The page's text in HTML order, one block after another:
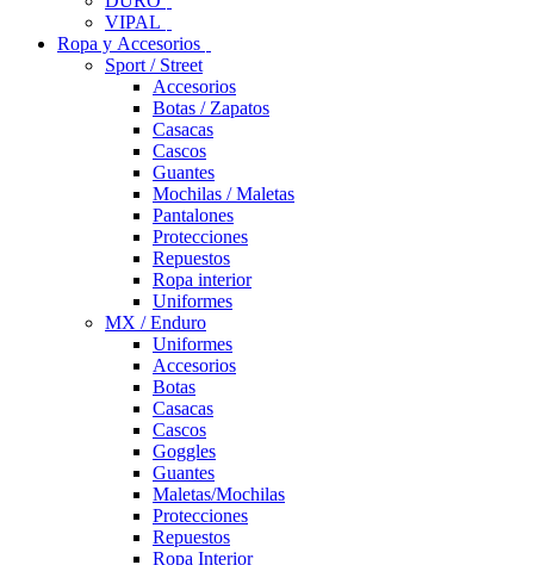
VIPAL
Ropa y Accesorios
Sport / Street
Accesorios
Botas / Zapatos
Casacas
Cascos
Guantes
Mochilas / Maletas
Pantalones
Protecciones
Repuestos
Ropa interior
Uniformes
MX / Enduro
Uniformes
Accesorios
Botas
Casacas
Cascos
Goggles
Guantes
Maletas/Mochilas
Protecciones
Repuestos
Ropa Interior